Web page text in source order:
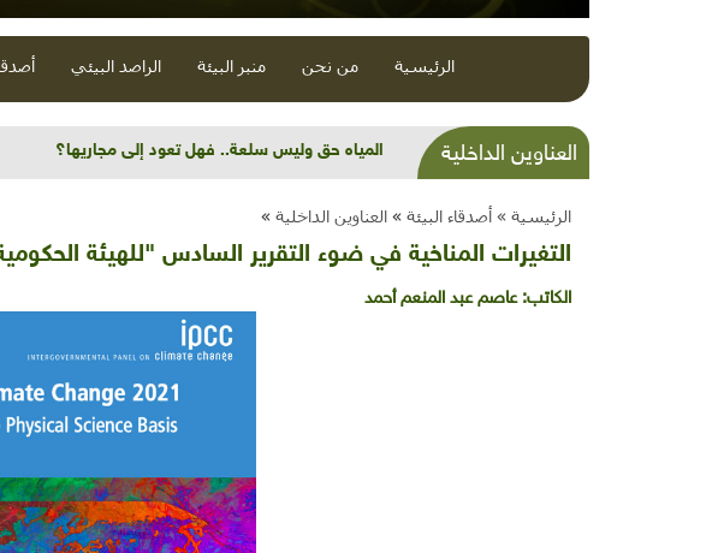
الرئيسية من نحن منبر البيئة الراصد البيئي
العناوين الداخلية المياه حق وليس سلعة.. فهل تعود إلى مجاريها؟
الرئيسية » أصدقاء البيئة » العناوين الداخلية »
التغيرات المناخية في ضوء التقرير السادس "للهيئة
الكاتب:عاصم عبد المنعم أحمد